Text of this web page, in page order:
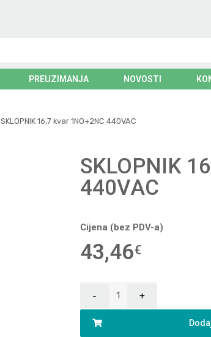
PREUZIMANJA NOVOSTI
SKLOPNIK 16,7 kvar 1NO+2NC 440VAC
SKLOPNIK
440VAC
Cijena (bez PDV-a)
43,46€